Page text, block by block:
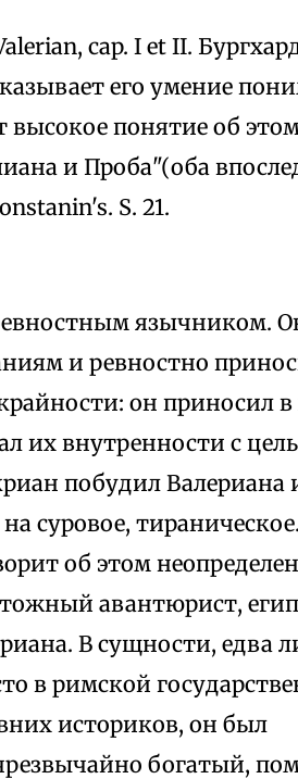
cap. I et II.
его умение
высокое понятие об
и Проба"(оба
S. 21.
язычником.
и ревностно
он приносил
их внутренности с
побудил Валериана
суровое,
об этом
авантюрист,
В сущности, едва
в римской
историков, он был
богатый,